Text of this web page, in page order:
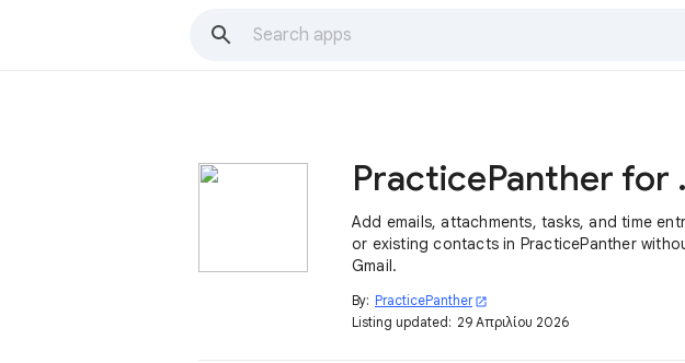
Add emails, attachments, tasks, and time
or existing contacts in PracticePanther
Gmail.
By: PracticePanther open_in_new
Listing updated: 29 Απριλίου 2026